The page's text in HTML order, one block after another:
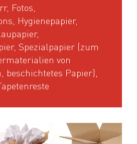
Fotos,
Hygienepapier,
Spezialpapier (zum
von
beschichtetes Papier),